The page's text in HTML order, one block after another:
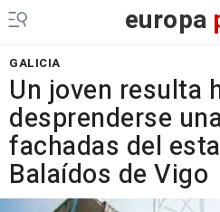
europa
GALICIA
Un joven resulta
desprenderse
fachadas del
Balaídos de Vigo